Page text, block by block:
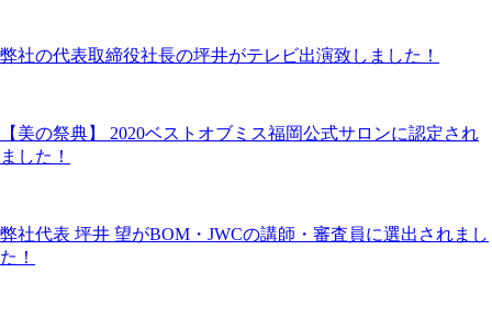
弊社の代表取締役社長の坪井がテレビ出演致しました！
【美の祭典】 2020ベストオブミス福岡公式サロンに認定され
ました！
弊社代表 坪井 望がBOM・JWCの講師・審査員に選出されまし
た！